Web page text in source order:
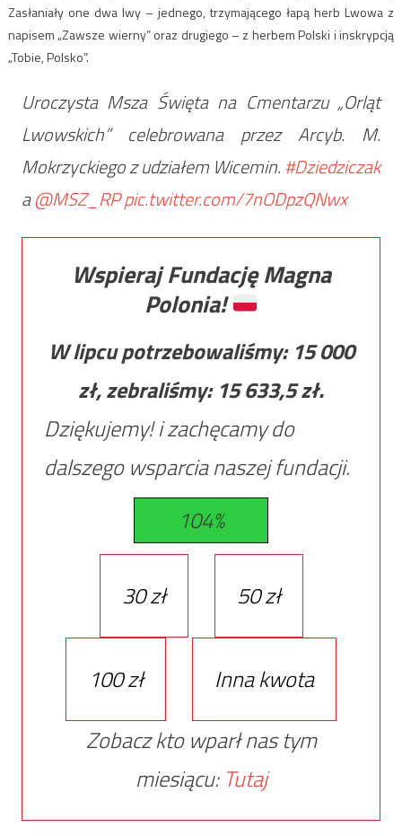
Zasłaniały one dwa lwy – jednego, trzymającego łapą herb Lwowa z
napisem „Zawsze wierny” oraz drugiego – z herbem Polski i inskrypcją
„Tobie, Polsko”.
Uroczysta Msza Święta na Cmentarzu „Orląt
Lwowskich” celebrowana przez Arcyb. M.
Mokrzyckiego z udziałem Wicemin.#Dziedziczak
a@MSZ_RPpic.twitter.com/7nODpzQNwx
Wspieraj Fundację Magna
Polonia!
W lipcu potrzebowaliśmy: 15 000
zł, zebraliśmy: 15 633,5zł.
Dziękujemy! i zachęcamy do
dalszego wsparcia naszej fundacji.
104%
30 zł 50 zł
100 zł
Inna kwota
Zobacz kto wparł nas tym
miesiącu: Tutaj